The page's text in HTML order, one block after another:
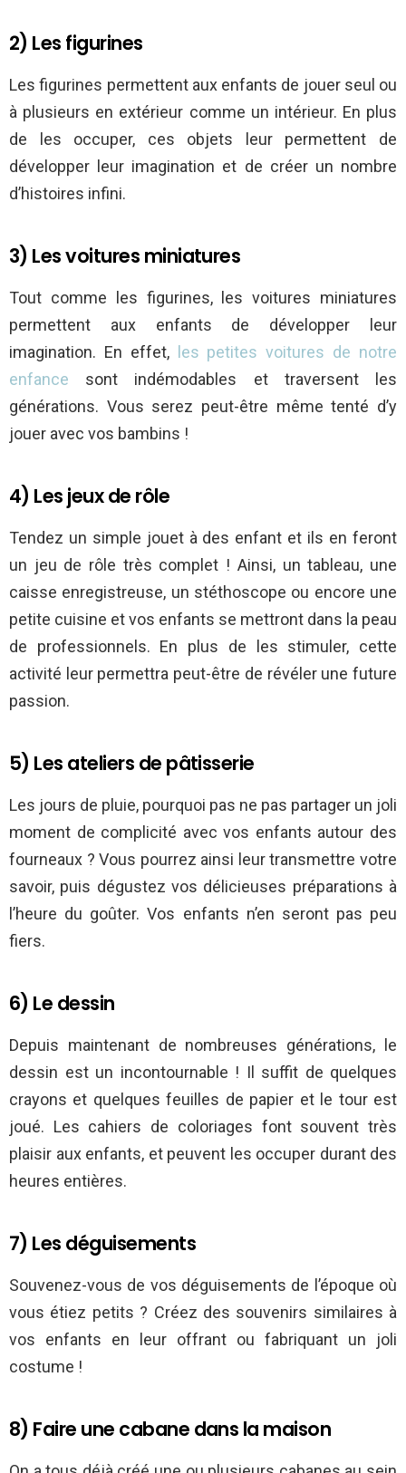
2) Les figurines
Les figurines permettent aux enfants de jouer seul ou
à plusieurs en extérieur comme un intérieur. En plus
de les occuper, ces objets leur permettent de
développer leur imagination et de créer un nombre
d’histoires infini.
3) Les voitures miniatures
Tout comme les figurines, les voitures miniatures
permettent aux enfants de développer leur
imagination. En effet,
les petites voitures de notre
enfance sont indémodables et traversent les
générations. Vous serez peut-être même tenté d’y
jouer avec vos bambins !
4) Les jeux de rôle
Tendez un simple jouet à des enfant et ils en feront
un jeu de rôle très complet ! Ainsi, un tableau, une
caisse enregistreuse, un stéthoscope ou encore une
petite cuisine et vos enfants se mettront dans la peau
de professionnels. En plus de les stimuler, cette
activité leur permettra peut-être de révéler une future
passion.
5) Les ateliers de pâtisserie
Les jours de pluie, pourquoi pas ne pas partager un joli
moment de complicité avec vos enfants autour des
fourneaux ? Vous pourrez ainsi leur transmettre votre
savoir, puis dégustez vos délicieuses préparations à
l’heure du goûter. Vos enfants n’en seront pas peu
fiers.
6) Le dessin
Depuis maintenant de nombreuses générations, le
dessin est un incontournable ! Il suffit de quelques
crayons et quelques feuilles de papier et le tour est
joué. Les cahiers de coloriages font souvent très
plaisir aux enfants, et peuvent les occuper durant des
heures entières.
7) Les déguisements
Souvenez-vous de vos déguisements de l’époque où
vous étiez petits ? Créez des souvenirs similaires à
vos enfants en leur offrant ou fabriquant un joli
costume !
8) Faire une cabane dans la maison